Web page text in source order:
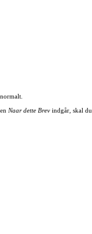
Naar dette Brevindgår, skal du